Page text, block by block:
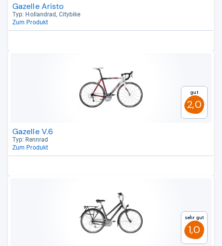
Gazelle Aristo
Typ: Hol­land­rad, City­bike
Zum Produkt
Gut
2,0
Gazelle V.6
Typ: Renn­rad
Zum Produkt
Sehr gut
1,0